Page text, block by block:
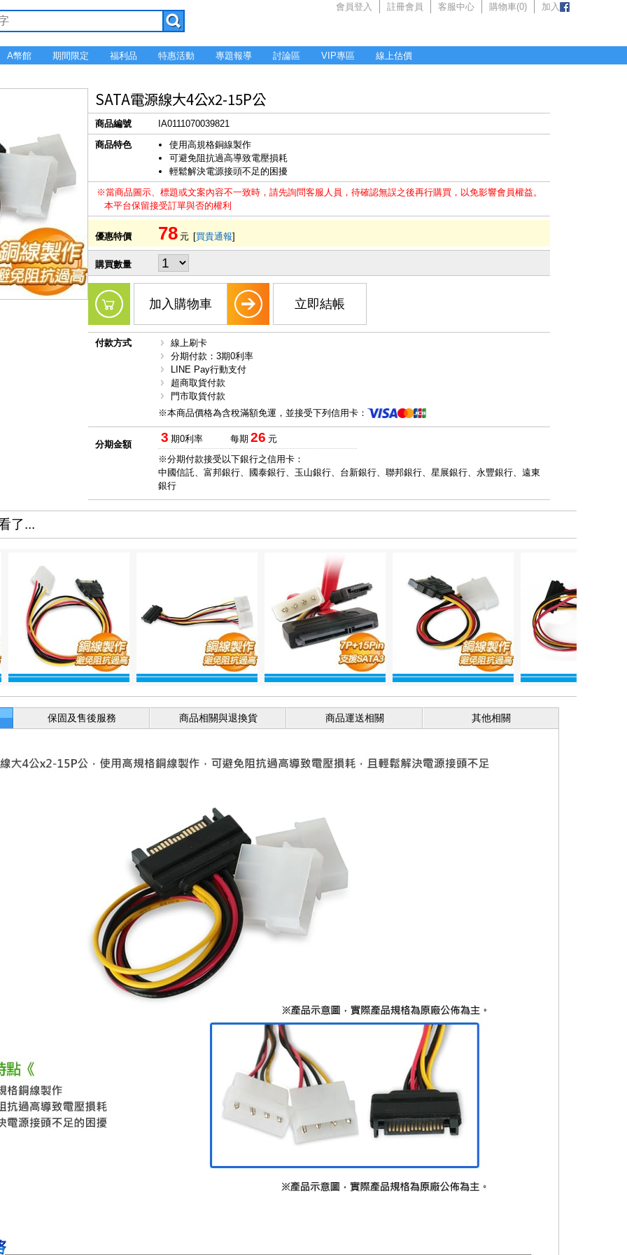
會員登入 註冊會員 客服中心 購物車(0) 加入
A幣館 期間限定 福利品 特惠活動 專題報導 討論區 VIP專區 線上估價
SATA電源線大4公x2-15P公
商品編號
IA0111070039821
商品特色
使用高規格銅線製作
可避免阻抗過高導致電壓損耗
輕鬆解決電源接頭不足的困擾
※當商品圖示、標題或文案內容不一致時，請先詢問客服人員，待確認無誤之後再行購買，以免影響會員權益。
本平台保留接受訂單與否的權利
優惠特價 78 元 [買貴通報]
購買數量
加入購物車 立即結帳
付款方式
線上刷卡
分期付款：3期0利率
LINE Pay行動支付
超商取貨付款
門市取貨付款
※本商品價格為含稅滿額免運，並接受下列信用卡：
分期金額 3 期0利率 每期 26 元
※分期付款接受以下銀行之信用卡：
中國信託、富邦銀行、國泰銀行、玉山銀行、台新銀行、聯邦銀行、星展銀行、永豐銀行、遠東
銀行
了...
保固及售後服務 商品相關與退換貨 商品運送相關 其他相關